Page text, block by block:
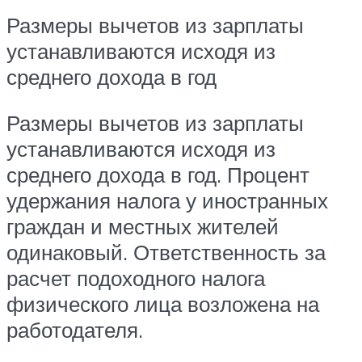
Размеры вычетов из зарплаты
устанавливаются исходя из
среднего дохода в год
Размеры вычетов из зарплаты
устанавливаются исходя из
среднего дохода в год. Процент
удержания налога у иностранных
граждан и местных жителей
одинаковый. Ответственность за
расчет подоходного налога
физического лица возложена на
работодателя.